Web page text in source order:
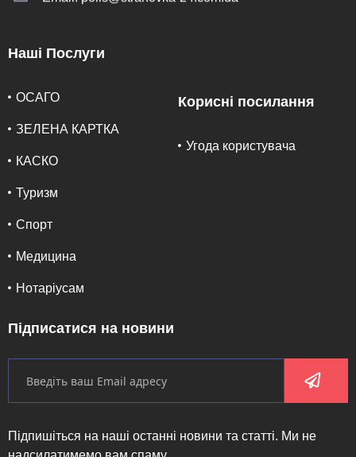
Наші Послуги
ОСАГО
ЗЕЛЕНА КАРТКА
КАСКО
Туризм
Спорт
Медицина
Нотаріусам
Корисні посилання
Угода користувача
Підписатися на новини
Підпишіться на наші останні новини та статті. Ми не